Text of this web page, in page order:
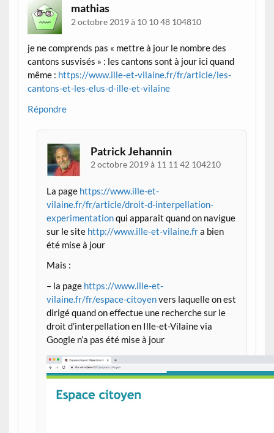
mathias
2 octobre 2019 à 10 10 48 104810
je ne comprends pas « mettre à jour le nombre des
cantons susvisés » : les cantons sont à jour ici quand
même : https://www.ille-et-vilaine.fr/fr/article/les-
cantons-et-les-elus-d-ille-et-vilaine
Répondre
Patrick Jehannin
2 octobre 2019 à 11 11 42 104210
La page https://www.ille-et-
vilaine.fr/fr/article/droit-d-interpellation-
experimentationqui apparait quand on navigue
sur le site http://www.ille-et-vilaine.fra bien
été mise à jour
Mais :
– la page https://www.ille-et-
vilaine.fr/fr/espace-citoyenvers laquelle on est
dirigé quand on effectue une recherche sur le
droit d’interpellation en Ille-et-Vilaine via
Google n’a pas été mise à jour